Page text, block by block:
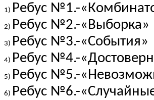
Ребус №1.-
Ребус №2.-«Выборка»
Ребус №3.-«События»
Ребус №4.-
Ребус №5.-
Ребус №6.-